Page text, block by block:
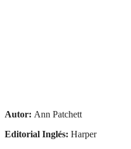
Autor: Ann Patchett
Editorial Inglés: Harper